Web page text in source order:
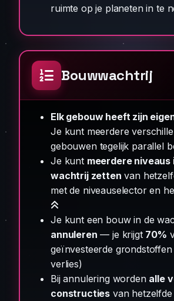
ruimte op je planeten in te
Bouwwachtrij
Elk gebouw heeft zijn
Je kunt meerdere
gebouwen tegelijk parallel
Je kunt meerdere niveaus
wachtrij zetten van
met de niveauselector en
Je kunt een bouw in de
annuleren — je krijgt 70%
geïnvesteerde
verlies)
Bij annulering worden alle
constructies van